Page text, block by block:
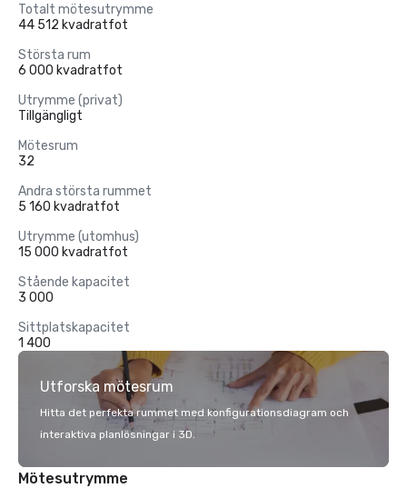
Totalt mötesutrymme
44 512 kvadratfot
Största rum
6 000 kvadratfot
Utrymme (privat)
Tillgängligt
Mötesrum
32
Andra största rummet
5 160 kvadratfot
Utrymme (utomhus)
15 000 kvadratfot
Stående kapacitet
3 000
Sittplatskapacitet
1 400
Utforska mötesrum
Hitta det perfekta rummet med konfigurationsdiagram och
interaktiva planlösningar i 3D.
Mötesutrymme